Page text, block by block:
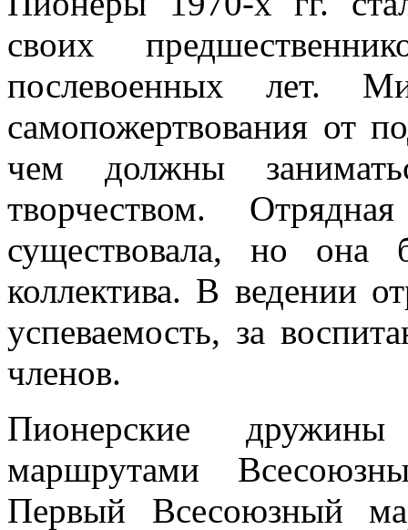
своих
послевоенных лет.
самопожертвования от
чем должны
творчеством.
существовала, но она
коллектива. В ведении
успеваемость, за
членов.
Пионерские
маршрутами
Первый Всесоюзный